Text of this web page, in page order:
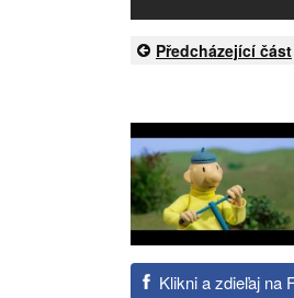
Předcházející část
Klikni a zdieľaj na